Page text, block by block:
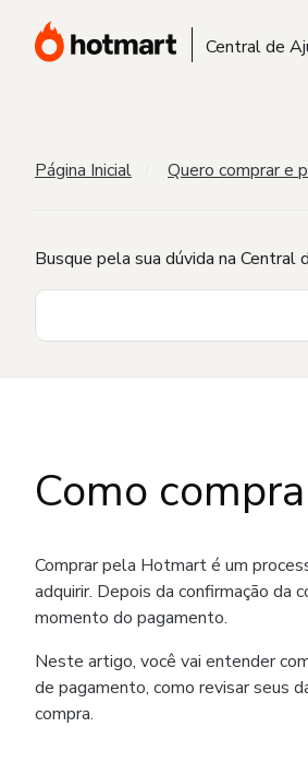
Central de
Página Inicial Quero comprar e
Busque pela sua dúvida na Central
Como
Comprar pela Hotmart é um
adquirir. Depois da confirmação da
momento do pagamento.
Neste artigo, você vai entender
de pagamento, como revisar seus
compra.